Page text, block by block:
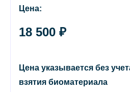
Цена:
18 500 ₽
Цена указывается без
взятия биоматериала